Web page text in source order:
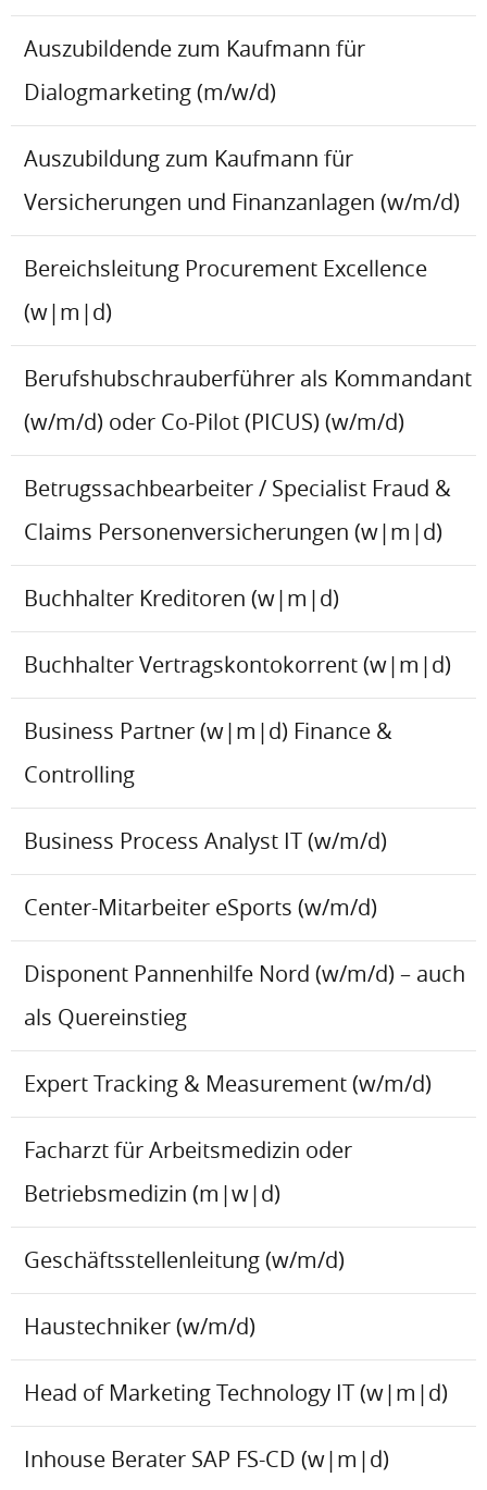
Auszubildende zum Kaufmann für
Dialogmarketing (m/w/d)
Auszubildung zum Kaufmann für
Versicherungen und Finanzanlagen (w/m/d)
Bereichsleitung Procurement Excellence
(w|m|d)
Berufshubschrauberführer als Kommandant
(w/m/d) oder Co-Pilot (PICUS) (w/m/d)
Betrugssachbearbeiter / Specialist Fraud &
Claims Personenversicherungen (w|m|d)
Buchhalter Kreditoren (w|m|d)
Buchhalter Vertragskontokorrent (w|m|d)
Business Partner (w|m|d) Finance &
Controlling
Business Process Analyst IT (w/m/d)
Center-Mitarbeiter eSports (w/m/d)
Disponent Pannenhilfe Nord (w/m/d) – auch
als Quereinstieg
Expert Tracking & Measurement (w/m/d)
Facharzt für Arbeitsmedizin oder
Betriebsmedizin (m|w|d)
Geschäftsstellenleitung (w/m/d)
Haustechniker (w/m/d)
Head of Marketing Technology IT (w|m|d)
Inhouse Berater SAP FS-CD (w|m|d)